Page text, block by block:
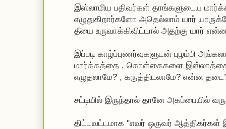
இஸ்லாமிய பதிவர்கள் தாங்களுடைய
எழுதுகிறார்களோ அதெல்லாம் யார்
தீயை உருவாக்கிவிட்டால் அதற்கு யார் என்ன
இப்படி காழ்ப்புணர்வுகளுடன் புழம்பி
மார்க்கத்தை , கொள்கைகளை இஸ்லாத்தை
எழுதலாமே? , கருத்திடலாமே? என்ன
சட்டியில் இருந்தால் தானே அகப்பையில்
திட்டவட்டமாக "எவர் ஒருவர்